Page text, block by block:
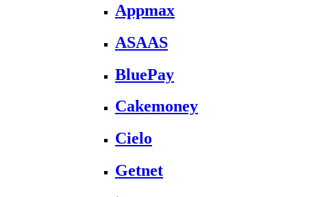
Appmax
ASAAS
BluePay
Cakemoney
Cielo
Getnet